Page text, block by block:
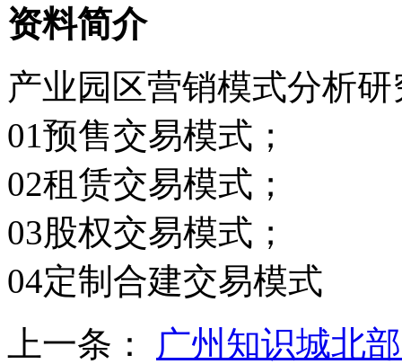
资料简介
产业园区营销模式分析研
01预售交易模式；
02租赁交易模式；
03股权交易模式；
04定制合建交易模式
上一条： 广州知识城北